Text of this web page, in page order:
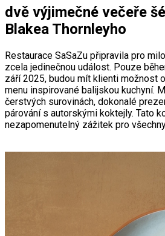
dvě výjimečné večeře
Blakea Thornleyho
Restaurace SaSaZu připravila pro
zcela jedinečnou událost. Pouze
září 2025, budou mít klienti možnost
menu inspirované balijskou kuchyní.
čerstvých surovinách, dokonalé
párování s autorskými koktejly. Tato
nezapomenutelný zážitek pro